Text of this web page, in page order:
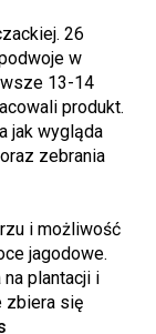
26
w
13-14
produkt.
jak wygląda
zebrania
i możliwość
jagodowe.
plantacji i
zbiera się